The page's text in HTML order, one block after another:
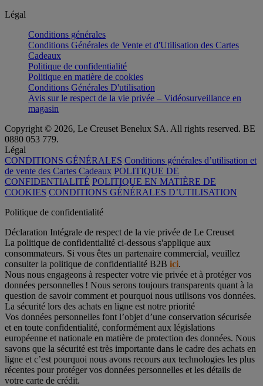
Légal
Conditions générales
Conditions Générales de Vente et d'Utilisation des Cartes
Cadeaux
Politique de confidentialité
Politique en matière de cookies
Conditions Générales D'utilisation
Avis sur le respect de la vie privée – Vidéosurveillance en
magasin
Copyright © 2026, Le Creuset Benelux SA. All rights reserved. BE
0880 053 779.
Légal
CONDITIONS GÉNÉRALES Conditions générales d’utilisation et
de vente des Cartes Cadeaux POLITIQUE DE
CONFIDENTIALITÉ POLITIQUE EN MATIÈRE DE
COOKIES CONDITIONS GÉNÉRALES D’UTILISATION
Politique de confidentialité
Déclaration Intégrale de respect de la vie privée de Le Creuset
La politique de confidentialité ci-dessous s'applique aux
consommateurs. Si vous êtes un partenaire commercial, veuillez
consulter la politique de confidentialité B2B ici.
Nous nous engageons à respecter votre vie privée et à protéger vos
données personnelles ! Nous serons toujours transparents quant à la
question de savoir comment et pourquoi nous utilisons vos données.
La sécurité lors des achats en ligne est notre priorité
Vos données personnelles font l’objet d’une conservation sécurisée
et en toute confidentialité, conformément aux législations
européenne et nationale en matière de protection des données. Nous
savons que la sécurité est très importante dans le cadre des achats en
ligne et c’est pourquoi nous avons recours aux technologies les plus
récentes pour protéger vos données personnelles et les détails de
votre carte de crédit.